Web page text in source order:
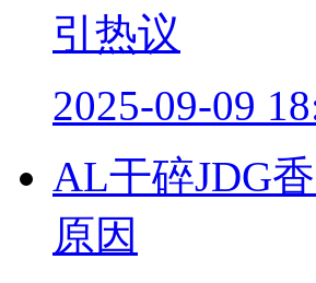
引热议
2025-09-09
AL干碎JDG
原因